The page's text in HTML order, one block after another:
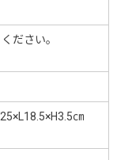
ださい。
㎝